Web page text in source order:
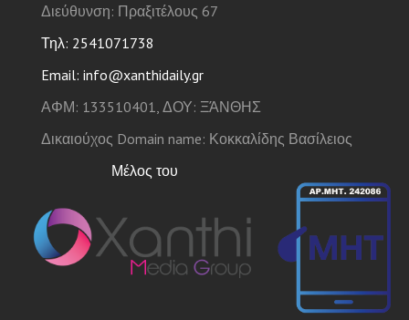
Διεύθυνση: Πραξιτέλους 67
Τηλ: 2541071738
Email: info@xanthidaily.gr
ΑΦΜ: 133510401, ΔΟΥ: ΞΆΝΘΗΣ
Δικαιούχος Domain name: Κοκκαλίδης Βασίλειος
Μέλος του